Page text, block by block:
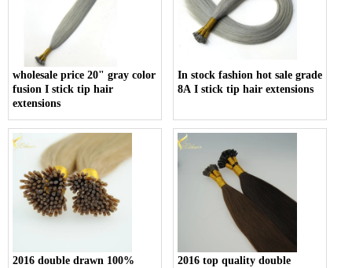
wholesale price 20" gray color
fusion I stick tip hair
extensions
In stock fashion hot sale grade
8A I stick tip hair extensions
2016 double drawn 100%
2016 top quality double